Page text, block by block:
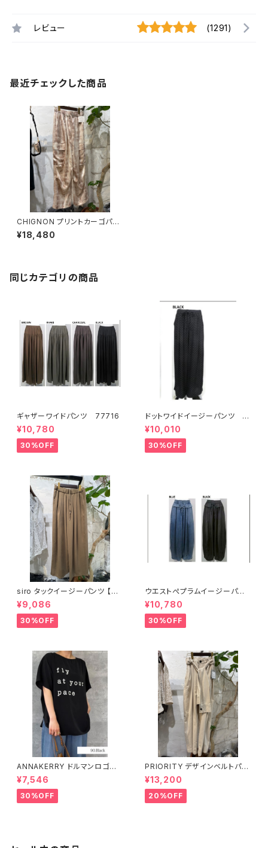
レビュー (1291)
最近チェックした商品
CHIGNON プリントカーゴパン
ツ 【3556-420KK】
¥18,480
同じカテゴリの商品
ギャザーワイドパンツ 77716
¥10,780
30%OFF
ドットワイドイージーパンツ 7
7848
¥10,010
30%OFF
siro タックイージーパンツ 【R6
13211】
¥9,086
30%OFF
ウエストぺプラムイージーパン
ツ 77727
¥10,780
30%OFF
ANNAKERRY ドルマンロゴブラ
ウス 【27262705】
¥7,546
30%OFF
PRIORITY デザインベルトパン
ツ 【P61060AI】
¥13,200
20%OFF